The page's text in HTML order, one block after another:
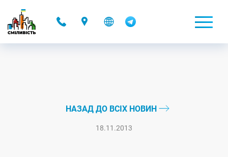
НАЗАД ДО ВСІХ НОВИН
18.11.2013